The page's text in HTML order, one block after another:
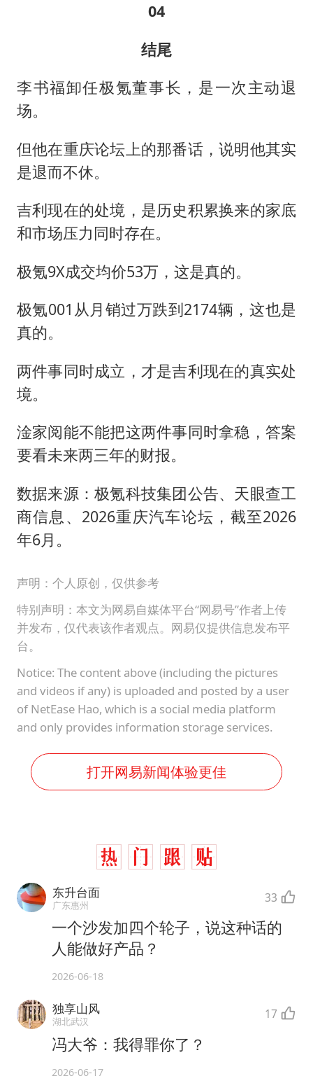
04
结尾
李书福卸任极氪董事长，是一次主动退
场。
但他在重庆论坛上的那番话，说明他其实
是退而不休。
吉利现在的处境，是历史积累换来的家底
和市场压力同时存在。
极氪9X成交均价53万，这是真的。
极氪001从月销过万跌到2174辆，这也是
真的。
两件事同时成立，才是吉利现在的真实处
境。
淦家阅能不能把这两件事同时拿稳，答案
要看未来两三年的财报。
数据来源：极氪科技集团公告、天眼查工
商信息、2026重庆汽车论坛，截至2026
年6月。
声明：个人原创，仅供参考
特别声明：本文为网易自媒体平台“网易号”作者上传
并发布，仅代表该作者观点。网易仅提供信息发布平
台。
Notice: The content above (including the pictures
and videos if any) is uploaded and posted by a user
of NetEase Hao, which is a social media platform
and only provides information storage services.
打开网易新闻体验更佳
东升台面
广东惠州 33
一个沙发加四个轮子，说这种话的
人能做好产品？
2026-06-18
独享山风
湖北武汉 17
冯大爷：我得罪你了？
2026-06-17